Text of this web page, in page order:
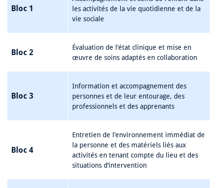
Bloc 1
les activités de la vie quotidienne et de la
vie sociale
Bloc 2
Évaluation de l’état clinique et mise en
œuvre de soins adaptés en collaboration
Bloc 3
Information et accompagnement des
personnes et de leur entourage, des
professionnels et des apprenants
Bloc 4
Entretien de l’environnement immédiat de
la personne et des matériels liés aux
activités en tenant compte du lieu et des
situations d’intervention